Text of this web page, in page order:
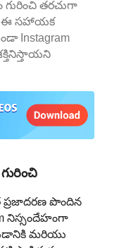
Português
Русский
日本語
தமிழ்
ਪੰਜਾਬੀ
తరచుగా
ఈ సహాయక
Instagram
పొందిన
నిస్సందేహంగా
మరియు